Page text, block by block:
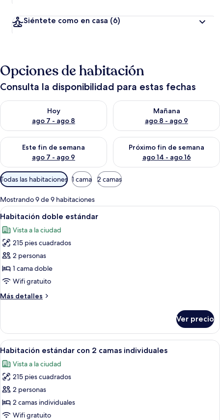
Siéntete como en casa (6)
Opciones de habitación
Consulta la disponibilidad para estas fechas
Hoy
ago 7 - ago 8
Consulta la disponibilidad para hoy ago 7 - ago 8
Mañana
ago 8 - ago 9
Consulta la disponibilidad
Este fin de semana
ago 7 - ago 9
Consulta la disponibilidad para este fin de semana ago 7 -
Próximo fin de semana
ago 14 - ago 16
Consulta la disponibilidad
Filtros
disponibles
para
las
habitaciones
Todas las habitaciones 1 cama 2 camas
Mostrando 9 de 9 habitaciones
Abrir
todas
las
fotos
de
Habitación
doble
Habitación de hotel moderna con
8
Habitación doble estándar
Vista a la ciudad
215 pies cuadrados
2 personas
1 cama doble
Wifi gratuito
Más detalles
Más
doble
estándar
Ver precio
Abrir
todas
las
fotos
de
Habitación
estándar
Habitación de hotel con dos camas,
9
Habitación estándar con 2 camas individuales
Vista a la ciudad
215 pies cuadrados
2 personas
2 camas individuales
Wifi gratuito